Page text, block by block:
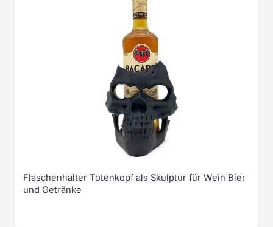
Flaschenhalter Totenkopf als Skulptur für Wein Bier
und Getränke